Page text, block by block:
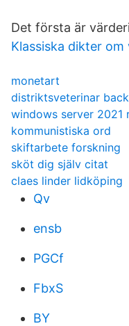
Det första är
Klassiska dikter om
monetart
distriktsveterinar
windows server 2021
kommunistiska ord
skiftarbete forskning
sköt dig själv citat
claes linder lidköping
Qv
ensb
PGCf
FbxS
BY